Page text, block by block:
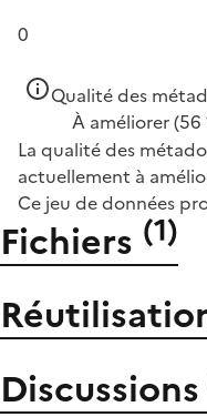
0
Qualité des
À améliorer(56
La qualité des
actuellement à
Ce jeu de données
Fichiers (1)
Discussions